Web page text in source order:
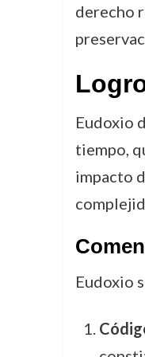
derecho
Eudoxio
tiempo,
impacto
Eudoxio